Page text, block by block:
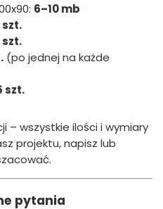
6–10 mb
szt.
szt.
(po jednej na każde
szt.
– wszystkie ilości i wymiary
projektu, napisz lub
pytania